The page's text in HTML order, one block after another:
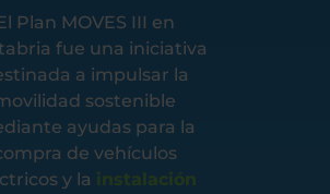
Plan MOVES III en
fue una iniciativa
a impulsar la
sostenible
ayudas para la
de vehículos
y la
instalación